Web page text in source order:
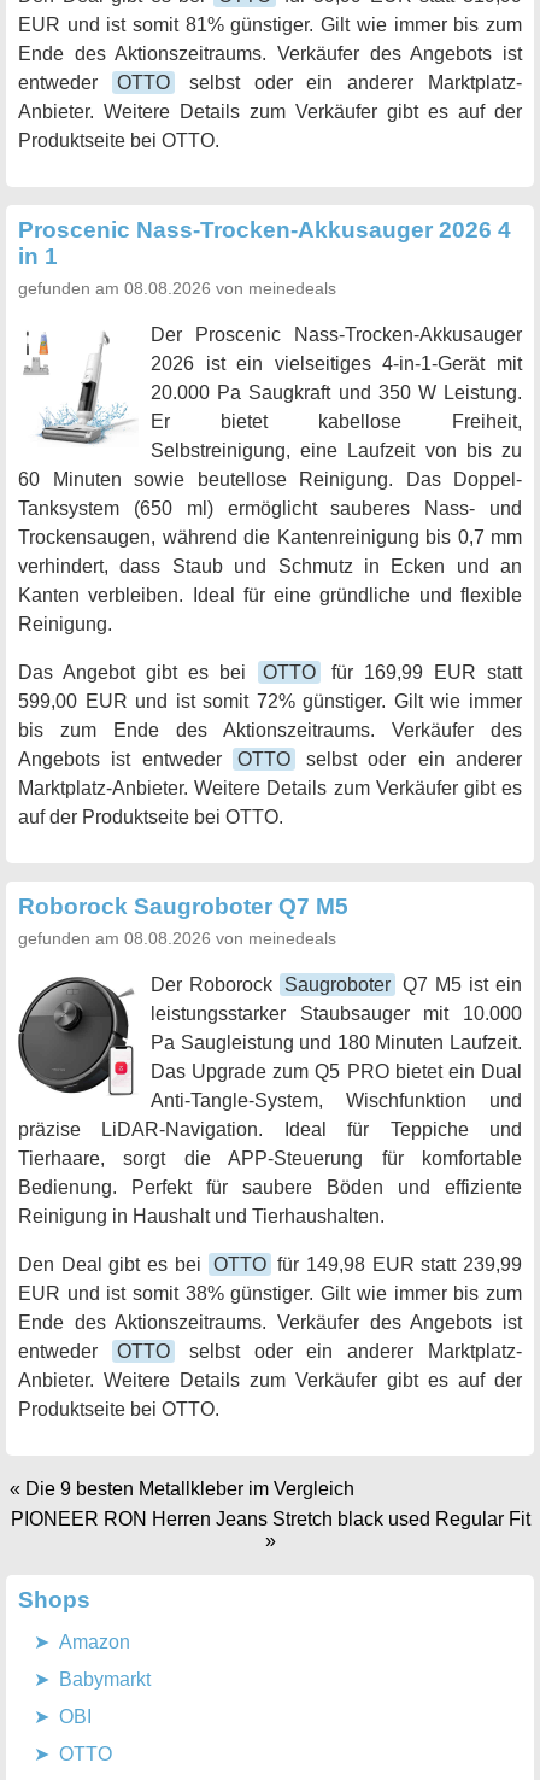
EUR und ist somit 81% günstiger. Gilt wie immer bis zum
Ende des Aktionszeitraums. Verkäufer des Angebots ist
entweder
OTTO
selbst oder ein anderer Marktplatz-
Anbieter. Weitere Details zum Verkäufer gibt es auf der
Produktseite bei OTTO.
Proscenic Nass-Trocken-Akkusauger 2026 4
in 1
gefunden am 08.08.2026 von meinedeals
Der Proscenic Nass-Trocken-Akkusauger
2026 ist ein vielseitiges 4-in-1-Gerät mit
20.000 Pa Saugkraft und 350 W Leistung.
Er bietet kabellose Freiheit,
Selbstreinigung, eine Laufzeit von bis zu
60 Minuten sowie beutellose Reinigung. Das Doppel-
Tanksystem (650 ml) ermöglicht sauberes Nass- und
Trockensaugen, während die Kantenreinigung bis 0,7 mm
verhindert, dass Staub und Schmutz in Ecken und an
Kanten verbleiben. Ideal für eine gründliche und flexible
Reinigung.
Das Angebot gibt es bei OTTO
für 169,99 EUR statt
599,00 EUR und ist somit 72% günstiger. Gilt wie immer
bis zum Ende des Aktionszeitraums. Verkäufer des
Angebots ist entweder
OTTO
selbst oder ein anderer
Marktplatz-Anbieter. Weitere Details zum Verkäufer gibt es
auf der Produktseite bei OTTO.
Roborock Saugroboter Q7 M5
gefunden am 08.08.2026 von meinedeals
Der Roborock Saugroboter Q7 M5 ist ein
leistungsstarker Staubsauger mit 10.000
Pa Saugleistung und 180 Minuten Laufzeit.
Das Upgrade zum Q5 PRO bietet ein Dual
Anti-Tangle-System, Wischfunktion und
präzise LiDAR-Navigation. Ideal für Teppiche und
Tierhaare, sorgt die APP-Steuerung für komfortable
Bedienung. Perfekt für saubere Böden und effiziente
Reinigung in Haushalt und Tierhaushalten.
Den Deal gibt es bei OTTO für 149,98 EUR statt 239,99
EUR und ist somit 38% günstiger. Gilt wie immer bis zum
Ende des Aktionszeitraums. Verkäufer des Angebots ist
entweder
OTTO
selbst oder ein anderer Marktplatz-
Anbieter. Weitere Details zum Verkäufer gibt es auf der
Produktseite bei OTTO.
« Die 9 besten Metallkleber im Vergleich
PIONEER RON Herren Jeans Stretch black used Regular Fit
»
Shops
Amazon
Babymarkt
OBI
OTTO